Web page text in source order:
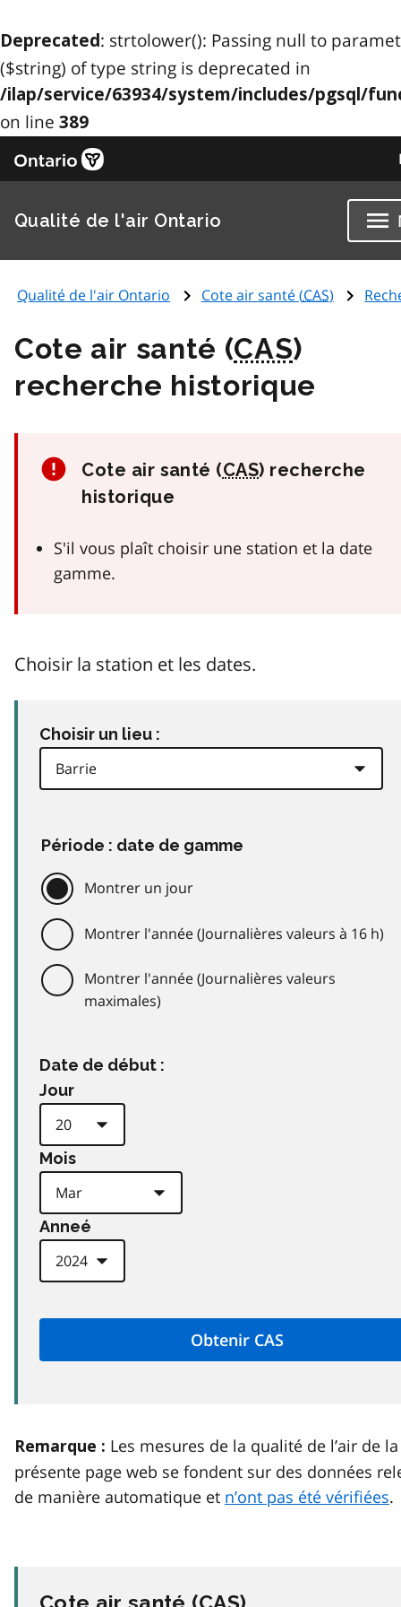
Deprecated: strtolower(): Passing null to
($string) of type string is deprecated in
/ilap/service/63934/system/includes/pgsql/
on line 389
Qualité de l'air Ontario
Qualité de l'air Ontario Cote air santé (CAS)
Cote air santé (CAS)
recherche historique
Cote air santé (CAS) recherche
historique
S'il vous plaît choisir une station et la date
gamme.
Choisir la station et les dates.
Choisir un lieu :
Période : date de gamme
Montrer un jour
Montrer l'année (Journalières valeurs à 16 h)
Montrer l'année (Journalières valeurs
maximales)
Date de début :
Jour
Mois
Anneé
Remarque : Les mesures de la qualité de l’air de la
présente page web se fondent sur des données
de manière automatique et n’ont pas été vérifiées.